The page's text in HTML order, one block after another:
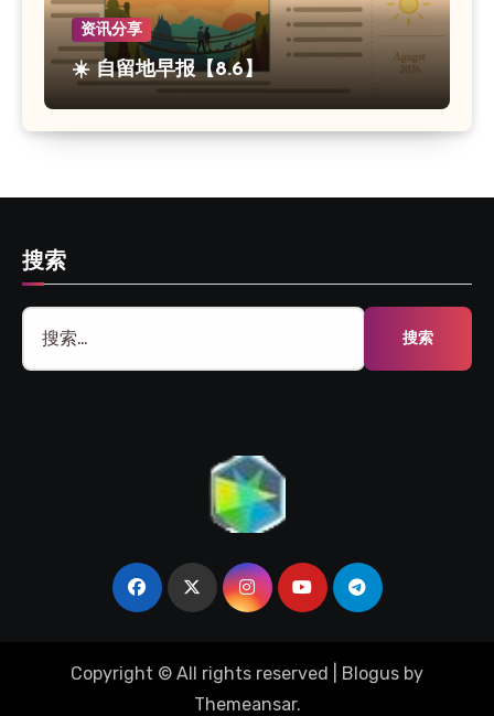
资讯分享
☀️ 自留地早报【8.6】
搜索
搜
索：
Copyright © All rights reserved Blogus by
Themeansar.